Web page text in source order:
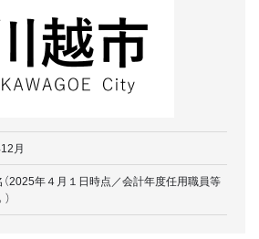
月
2025年４月１日時点／会計年度任用職員等